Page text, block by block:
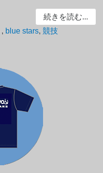
続きを読む...
, blue stars,競技